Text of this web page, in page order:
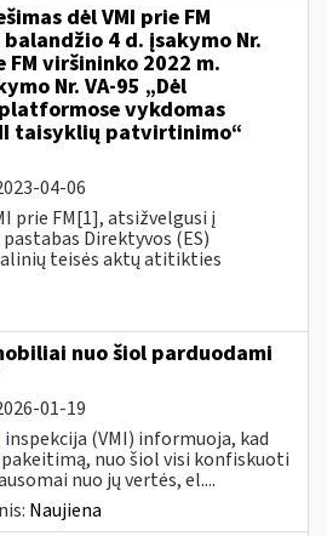
dėl VMI prie FM
4 d. įsakymo Nr.
FM viršininko 2022 m.
Nr. VA-95 „Dėl
vykdomas
taisyklių patvirtinimo“
04-06
prie FM[1], atsižvelgusi į
Direktyvos (ES)
teisės aktų atitikties
nuo šiol parduodami
01-19
inspekcija (VMI) informuoja, kad
nuo šiol visi konfiskuoti
nuo jų vertės, el....
Naujiena